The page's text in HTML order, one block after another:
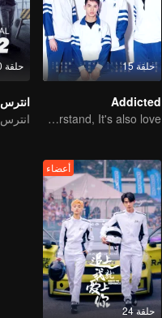
حلقة 15
Addicted
You don't understand, It's also love
حلقة 10
انترس 2
انترس 2
حلقة 24
أعضاء